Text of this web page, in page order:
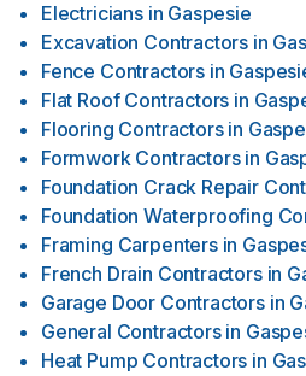
Electricians in Gaspesie
Excavation Contractors in
Fence Contractors in
Flat Roof Contractors in
Flooring Contractors in
Formwork Contractors in
Foundation Crack Repair
Foundation Waterproofing
Framing Carpenters in
French Drain Contractors in
Garage Door Contractors in
General Contractors in
Heat Pump Contractors in